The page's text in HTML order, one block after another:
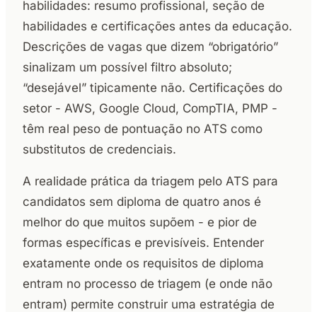
habilidades: resumo profissional, seção de
habilidades e certificações antes da educação.
Descrições de vagas que dizem “obrigatório”
sinalizam um possível filtro absoluto;
“desejável” tipicamente não. Certificações do
setor - AWS, Google Cloud, CompTIA, PMP -
têm real peso de pontuação no ATS como
substitutos de credenciais.
A realidade prática da triagem pelo ATS para
candidatos sem diploma de quatro anos é
melhor do que muitos supõem - e pior de
formas específicas e previsíveis. Entender
exatamente onde os requisitos de diploma
entram no processo de triagem (e onde não
entram) permite construir uma estratégia de